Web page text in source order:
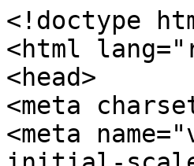
<!doctype
<html
<head>
<meta
<meta